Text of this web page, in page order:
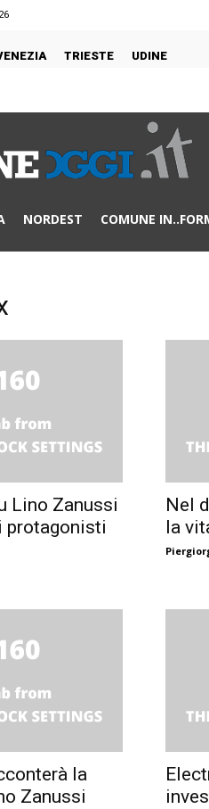
TRIESTE UDINE
NORDEST COMUNE
Lino Zanussi
protagonisti
Nel
la
la
Zanussi